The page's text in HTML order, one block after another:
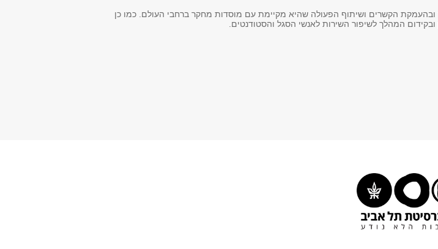
ובהעמקת הקשרים ושיתוף הפעולה שהיא מקיימת עם מוסדות מחקר ברחבי העולם. כמו כן
המהלך לשיפור השירות לאנשי הסגל והסטודנטים.